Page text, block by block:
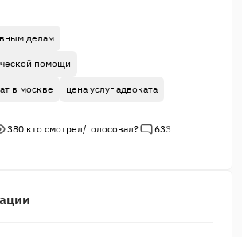
делам
помощи
в москве цена услуг адвоката
380 кто смотрел/голосовал? 633